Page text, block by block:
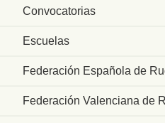
Convocatorias
Escuelas
Federación Española de
Federación Valenciana de